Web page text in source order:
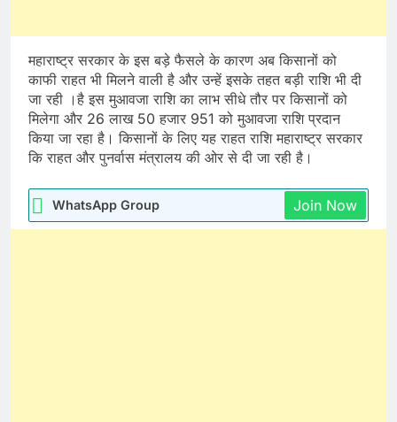
महाराष्ट्र सरकार के इस बड़े फैसले के कारण अब किसानों को
काफी राहत भी मिलने वाली है और उन्हें इसके तहत बड़ी राशि भी दी
जा रही ।है इस मुआवजा राशि का लाभ सीधे तौर पर किसानों को
मिलेगा और 26 लाख 50 हजार 951 को मुआवजा राशि प्रदान
किया जा रहा है। किसानों के लिए यह राहत राशि महाराष्ट्र सरकार
कि राहत और पुनर्वास मंत्रालय की ओर से दी जा रही है।
WhatsApp Group Join Now